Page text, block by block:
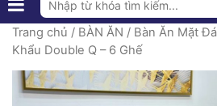
Trang chủ / BÀN ĂN / Bàn Ăn Mặt Đá
Khẩu Double Q – 6 Ghế